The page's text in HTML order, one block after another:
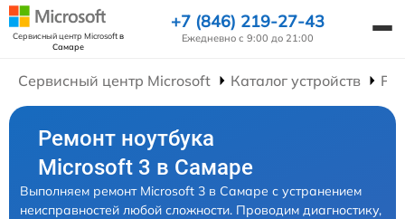
Сервисный центр Microsoftв
Самаре
+7 (846) 219-27-43
Ежедневно с 9:00 до 21:00
Сервисный центр Microsoft Каталог устройств
Ремонт ноутбука
Microsoft 3 в Самаре
Выполняем ремонт Microsoft 3 в Самаре с устранением
неисправностей любой сложности. Проводим диагностику,